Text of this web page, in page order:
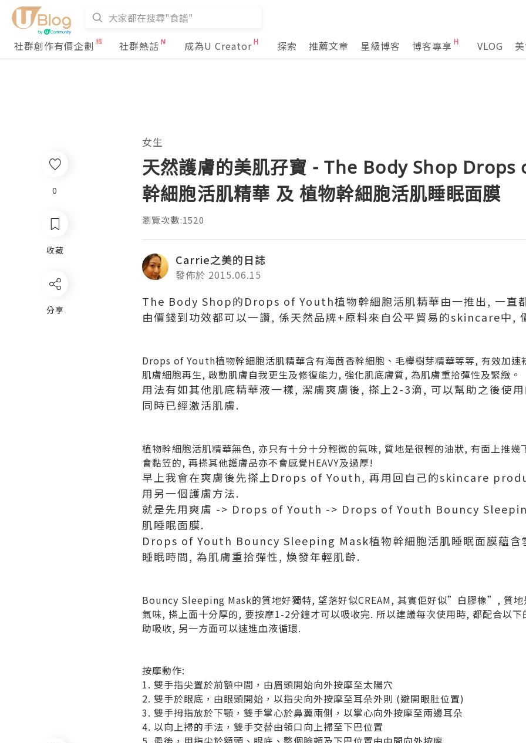
社群創作有價企劃 社群熱話 成為U Creator 探索 推薦文章 星級博客 博客專享 VLOG
女生
天然護膚的美肌孖寶 - The Body Shop Drops
幹細胞活肌精華 及 植物幹細胞活肌睡眠面膜
瀏覽次數:1520
Carrie之美的日誌
發佈於 2015.06.15
The Body Shop的Drops of Youth植物幹細胞活肌精華由一推出, 一直
由價錢到功效都可以一讚, 係天然品牌+原料來自公平貿易的skincare中,
Drops of Youth植物幹細胞活肌精華含有海茴香幹細胞、毛櫸樹芽精華等等, 有效加速
肌膚細胞再生, 啟動肌膚自我更生及修復能力, 強化肌底膚質, 為肌膚重拾彈性及緊緻。
用法有如其他肌底精華液一樣, 潔膚爽膚後, 搽上2-3滴, 可以幫助之後使
同時已經激活肌膚.
植物幹細胞活肌精華無色, 亦只有十分十分輕微的氣味, 質地是很輕的油狀, 有面上推
會黏笠的, 再搽其他護膚品亦不會感覺HEAVY及過厚!
早上我會在爽膚後先搽上Drops of Youth, 再用回自己的skincare
用另一個護膚方法.
就是先用爽膚 -> Drops of Youth -> Drops of Youth Bouncy
肌睡眠面膜.
Drops of Youth Bouncy Sleeping Mask植物幹細胞活肌睡眠面膜蘊含
睡眠時間, 為肌膚重拾彈性, 煥發年輕肌齡.
Bouncy Sleeping Mask的質地好獨特, 望落好似CREAM, 其實佢好似”白膠橡”, 質地
氣味, 搽上面十分厚的, 要按摩1-2分鐘才可以吸收完. 所以建議每次使用時, 都配合以
助吸收, 另一方面可以速進血液循環.
按摩動作:
1. 雙手指尖置於前額中間，由眉頭開始向外按摩至太陽穴
2. 雙手於眼底，由眼頭開始，以指尖向外按摩至耳朵外則 (避開眼肚位置)
3. 雙手拇指放於下顎，雙手掌心於鼻翼兩側，以掌心向外按摩至兩邊耳朵
4. 以向上掃的手法，雙手交替由領口向上掃至下巴位置
0
收藏
分享